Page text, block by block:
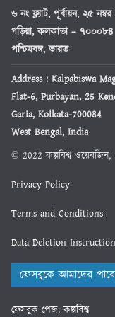
৬ নং ফ্ল্যাট, পূর্বায়ন, ২৫
গড়িয়া, কলকাতা – ৭০০০৮৪
পশ্চিমবঙ্গ, ভারত
Address : Kalpabiswa
Flat-6, Purbayan, 25
Garia, Kolkata-700084
West Bengal, India
© 2022 কল্পবিশ্ব ওয়েবজিন,
Privacy Policy
Terms and Conditions
Data Deletion Instruction
ফেসবুকে আমাদের
ফেসবুক পেজ: কল্পবিশ্ব